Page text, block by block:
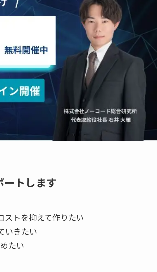
ートします
ストを抑えて作りたい
いきたい
たい